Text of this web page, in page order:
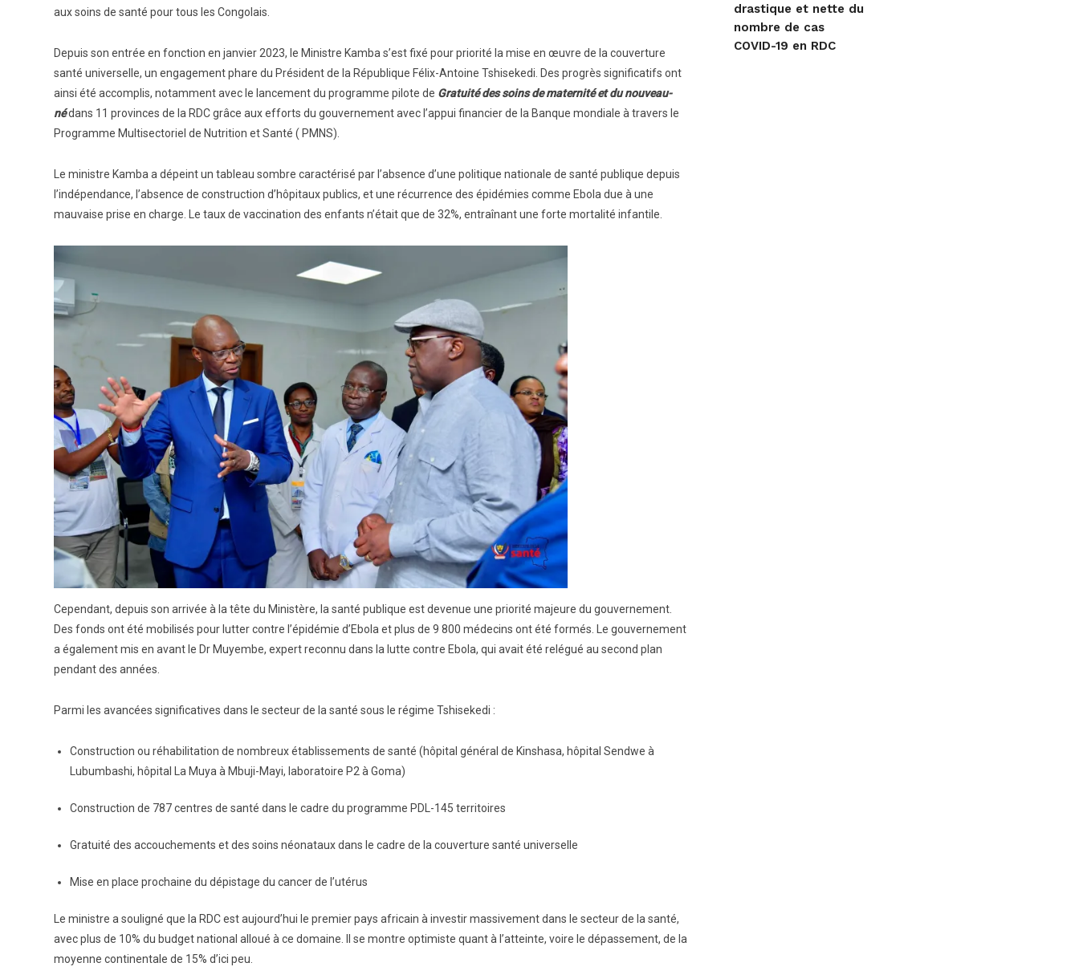
aux soins de santé pour tous les Congolais.
Depuis son entrée en fonction en janvier 2023, le Ministre Kamba s’est fixé pour priorité la mise en œuvre de la couverture
santé universelle, un engagement phare du Président de la République Félix-Antoine Tshisekedi. Des progrès significatifs ont
ainsi été accomplis, notamment avec le lancement du programme pilote de Gratuité des soins de maternité et du nouveau-
nédans 11 provinces de la RDC grâce aux efforts du gouvernement avec l’appui financier de la Banque mondiale à travers le
Programme Multisectoriel de Nutrition et Santé ( PMNS).
Le ministre Kamba a dépeint un tableau sombre caractérisé par l’absence d’une politique nationale de santé publique depuis
l’indépendance, l’absence de construction d’hôpitaux publics, et une récurrence des épidémies comme Ebola due à une
mauvaise prise en charge. Le taux de vaccination des enfants n’était que de 32%, entraînant une forte mortalité infantile.
Cependant, depuis son arrivée à la tête du Ministère, la santé publique est devenue une priorité majeure du gouvernement.
Des fonds ont été mobilisés pour lutter contre l’épidémie d’Ebola et plus de 9 800 médecins ont été formés. Le gouvernement
a également mis en avant le Dr Muyembe, expert reconnu dans la lutte contre Ebola, qui avait été relégué au second plan
pendant des années.
Parmi les avancées significatives dans le secteur de la santé sous le régime Tshisekedi :
Construction ou réhabilitation de nombreux établissements de santé (hôpital général de Kinshasa, hôpital Sendwe à
Lubumbashi, hôpital La Muya à Mbuji-Mayi, laboratoire P2 à Goma)
Construction de 787 centres de santé dans le cadre du programme PDL-145 territoires
Gratuité des accouchements et des soins néonataux dans le cadre de la couverture santé universelle
Mise en place prochaine du dépistage du cancer de l’utérus
Le ministre a souligné que la RDC est aujourd’hui le premier pays africain à investir massivement dans le secteur de la santé,
avec plus de 10% du budget national alloué à ce domaine. Il se montre optimiste quant à l’atteinte, voire le dépassement, de la
moyenne continentale de 15% d’ici peu.
drastique et nette du
nombre de cas
COVID-19 en RDC